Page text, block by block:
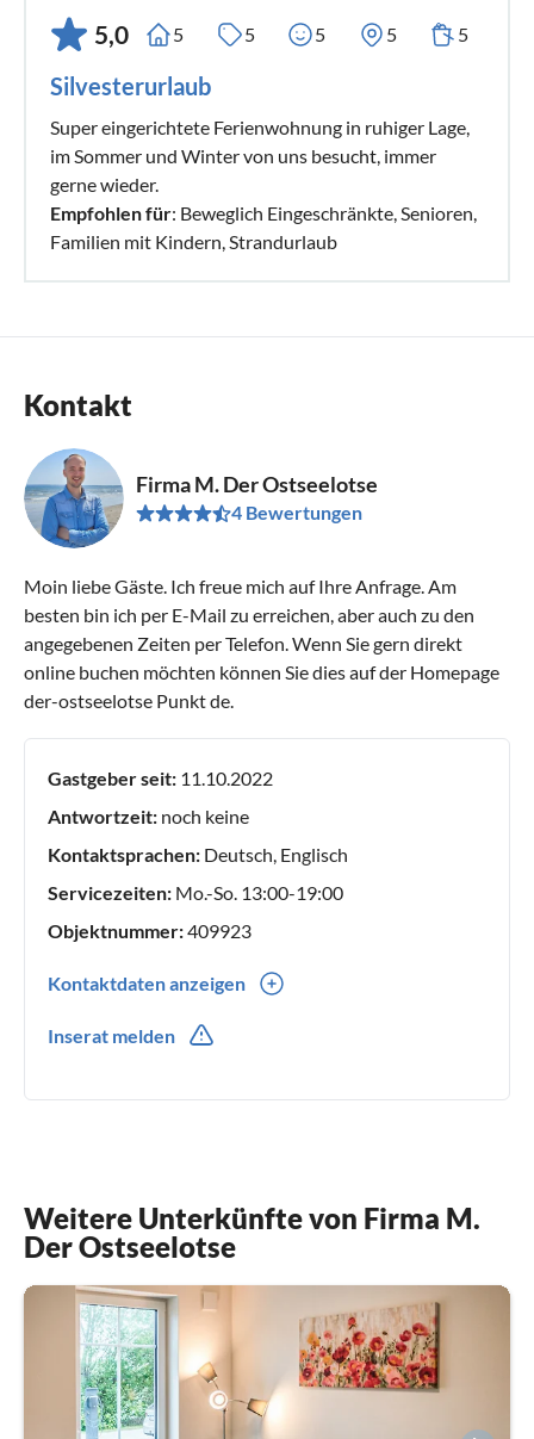
5,0 5 5 5 5 5
Silvesterurlaub
Super eingerichtete Ferienwohnung in ruhiger Lage,
im Sommer und Winter von uns besucht, immer
gerne wieder.
Empfohlen für: Beweglich Eingeschränkte, Senioren,
Familien mit Kindern, Strandurlaub
Kontakt
Firma M. Der Ostseelotse
4 Bewertungen
Moin liebe Gäste. Ich freue mich auf Ihre Anfrage. Am
besten bin ich per E-Mail zu erreichen, aber auch zu den
angegebenen Zeiten per Telefon. Wenn Sie gern direkt
online buchen möchten können Sie dies auf der Homepage
der-ostseelotse Punkt de.
Gastgeber seit: 11.10.2022
Antwortzeit: noch keine
Kontaktsprachen: Deutsch, Englisch
Servicezeiten: Mo.-So. 13:00-19:00
Objektnummer:409923
Kontaktdaten anzeigen
Inserat melden
Weitere Unterkünfte von Firma M.
Der Ostseelotse